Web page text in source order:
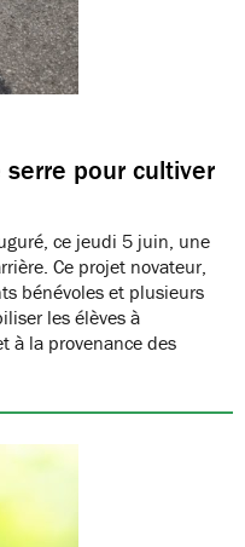
pour cultiver
ce jeudi 5 juin, une
Ce projet novateur,
bénévoles et plusieurs
les élèves à
à la provenance des